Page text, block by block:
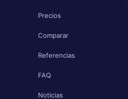
Precios
Comparar
Referencias
FAQ
Noticias